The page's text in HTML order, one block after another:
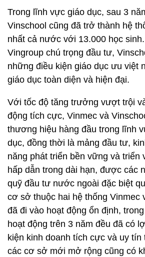
Trong lĩnh vực giáo dục, sau 3
Vinschool cũng đã trở thành hệ
nhất cả nước với 13.000 học
Vingroup chú trọng đầu tư,
những điều kiện giáo dục ưu việt
giáo dục toàn diện và hiện đại.
Với tốc độ tăng trưởng vượt trội
động tích cực, Vinmec và
thương hiệu hàng đầu trong lĩnh
dục, đồng thời là mảng đầu tư,
năng phát triển bền vững và triển
hấp dẫn trong dài hạn, được các
quỹ đầu tư nước ngoài đặc biệt
cơ sở thuộc hai hệ thống Vinmec
đã đi vào hoạt động ổn định,
hoạt động trên 3 năm đều đã có
kiện kinh doanh tích cực và uy
các cơ sở mới mở rộng cũng có